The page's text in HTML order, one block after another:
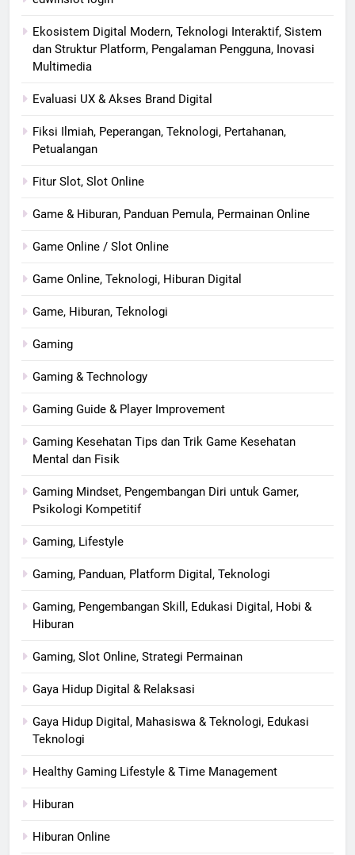
Ekosistem Digital Modern, Teknologi Interaktif, Sistem
dan Struktur Platform, Pengalaman Pengguna, Inovasi
Multimedia
Evaluasi UX & Akses Brand Digital
Fiksi Ilmiah, Peperangan, Teknologi, Pertahanan,
Petualangan
Fitur Slot, Slot Online
Game & Hiburan, Panduan Pemula, Permainan Online
Game Online / Slot Online
Game Online, Teknologi, Hiburan Digital
Game, Hiburan, Teknologi
Gaming
Gaming & Technology
Gaming Guide & Player Improvement
Gaming Kesehatan Tips dan Trik Game Kesehatan
Mental dan Fisik
Gaming Mindset, Pengembangan Diri untuk Gamer,
Psikologi Kompetitif
Gaming, Lifestyle
Gaming, Panduan, Platform Digital, Teknologi
Gaming, Pengembangan Skill, Edukasi Digital, Hobi &
Hiburan
Gaming, Slot Online, Strategi Permainan
Gaya Hidup Digital & Relaksasi
Gaya Hidup Digital, Mahasiswa & Teknologi, Edukasi
Teknologi
Healthy Gaming Lifestyle & Time Management
Hiburan
Hiburan Online